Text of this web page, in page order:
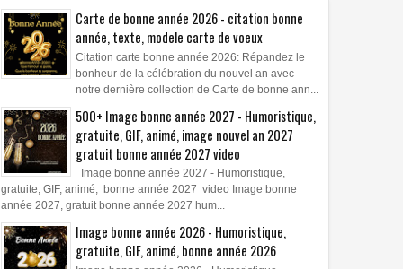
Carte de bonne année 2026 - citation bonne
année, texte, modele carte de voeux
Citation carte bonne année 2026: Répandez le
bonheur de la célébration du nouvel an avec
notre dernière collection de Carte de bonne ann...
500+ Image bonne année 2027 - Humoristique,
gratuite, GIF, animé, image nouvel an 2027
gratuit bonne année 2027 video
Image bonne année 2027 - Humoristique,
gratuite, GIF, animé, bonne année 2027 video Image bonne
année 2027, gratuit bonne année 2027 hum...
Image bonne année 2026 - Humoristique,
gratuite, GIF, animé, bonne année 2026